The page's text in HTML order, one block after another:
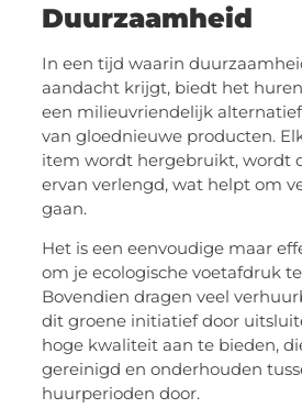
Duurzaamheid
In een tijd waarin
aandacht krijgt, biedt het
een milieuvriendelijk
van gloednieuwe producten.
item wordt hergebruikt, wordt
ervan verlengd, wat helpt om
gaan.
Het is een eenvoudige maar
om je ecologische voetafdruk
Bovendien dragen veel
dit groene initiatief door
hoge kwaliteit aan te bieden,
gereinigd en onderhouden
huurperioden door.